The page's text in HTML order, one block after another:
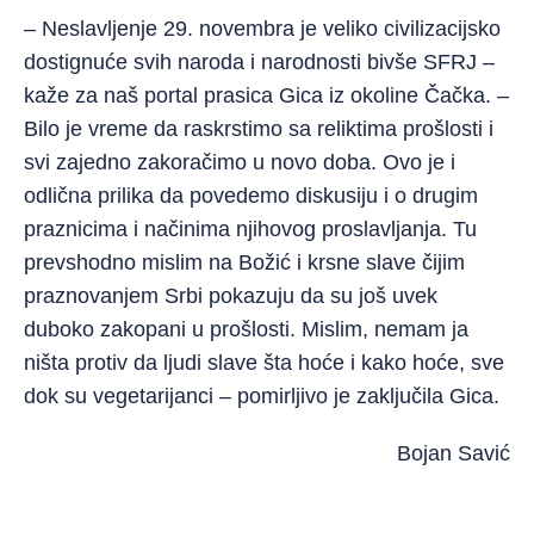
– Neslavljenje 29. novembra je veliko civilizacijsko
dostignuće svih naroda i narodnosti bivše SFRJ –
kaže za naš portal prasica Gica iz okoline Čačka. –
Bilo je vreme da raskrstimo sa reliktima prošlosti i
svi zajedno zakoračimo u novo doba. Ovo je i
odlična prilika da povedemo diskusiju i o drugim
praznicima i načinima njihovog proslavljanja. Tu
prevshodno mislim na Božić i krsne slave čijim
praznovanjem Srbi pokazuju da su još uvek
duboko zakopani u prošlosti. Mislim, nemam ja
ništa protiv da ljudi slave šta hoće i kako hoće, sve
dok su vegetarijanci – pomirljivo je zaključila Gica.
Bojan Savić